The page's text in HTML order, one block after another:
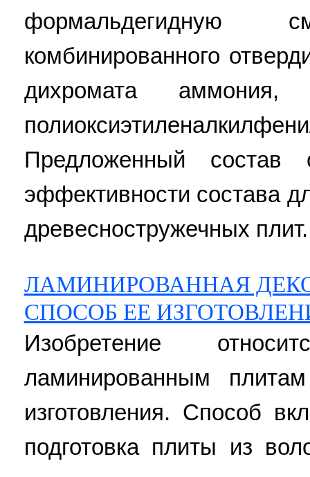
комбинированного
дихромата
Предложенный состав
эффективности состава
древесностружечных
ЛАМИНИРОВАННАЯ
СПОСОБ ЕЕ
Изобретение
ламинированным
изготовления. Способ
подготовка плиты из